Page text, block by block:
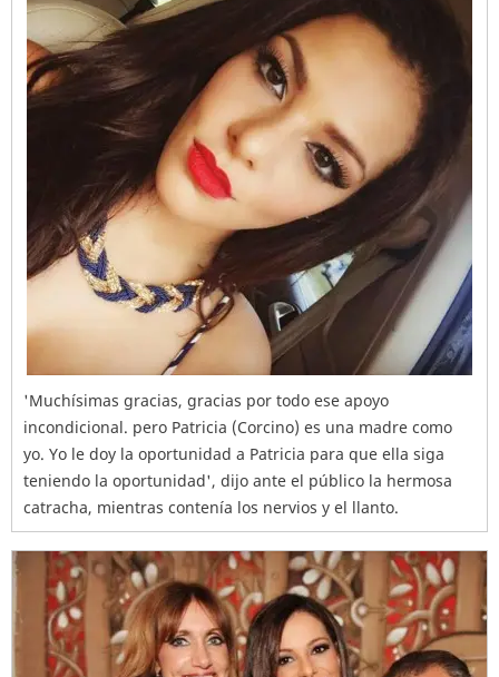
'Muchísimas gracias, gracias por todo ese apoyo
incondicional. pero Patricia (Corcino) es una madre como
yo. Yo le doy la oportunidad a Patricia para que ella siga
teniendo la oportunidad', dijo ante el público la hermosa
catracha, mientras contenía los nervios y el llanto.